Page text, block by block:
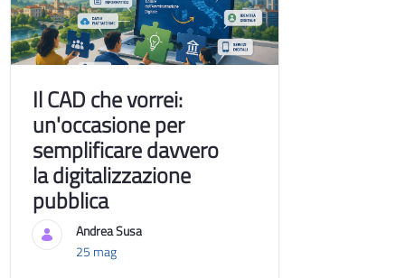
Il CAD che vorrei:
un'occasione per
semplificare davvero
la digitalizzazione
pubblica
Andrea Susa
25 mag